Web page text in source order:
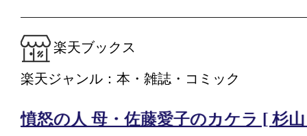
楽天ブックス
楽天ジャンル：本・雑誌・コミック
憤怒の人 母・佐藤愛子のカケラ [ 杉